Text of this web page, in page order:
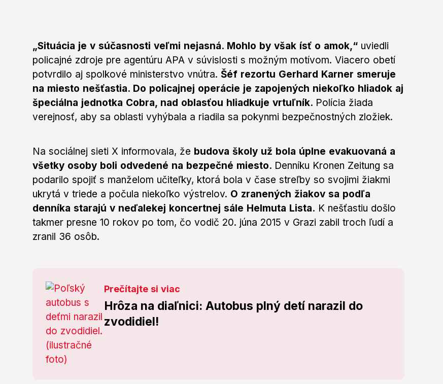
„Situácia je v súčasnosti veľmi nejasná. Mohlo by však ísť o amok,“ uviedli
policajné zdroje pre agentúru APA v súvislosti s možným motívom. Viacero obetí
potvrdilo aj spolkové ministerstvo vnútra. Šéf rezortu Gerhard Karner smeruje
na miesto nešťastia. Do policajnej operácie je zapojených niekoľko hliadok aj
špeciálna jednotka Cobra, nad oblasťou hliadkuje vrtuľník. Polícia žiada
verejnosť, aby sa oblasti vyhýbala a riadila sa pokynmi bezpečnostných zložiek.
Na sociálnej sieti X informovala, že budova školy už bola úplne evakuovaná a
všetky osoby boli odvedené na bezpečné miesto. Denníku Kronen Zeitung sa
podarilo spojiť s manželom učiteľky, ktorá bola v čase streľby so svojimi žiakmi
ukrytá v triede a počula niekoľko výstrelov. O zranených žiakov sa podľa
denníka starajú v neďalekej koncertnej sále Helmuta Lista. K nešťastiu došlo
takmer presne 10 rokov po tom, čo vodič 20. júna 2015 v Grazi zabil troch ľudí a
zranil 36 osôb.
Prečítajte si viac
Hrôza na diaľnici: Autobus plný detí narazil do
zvodidiel!